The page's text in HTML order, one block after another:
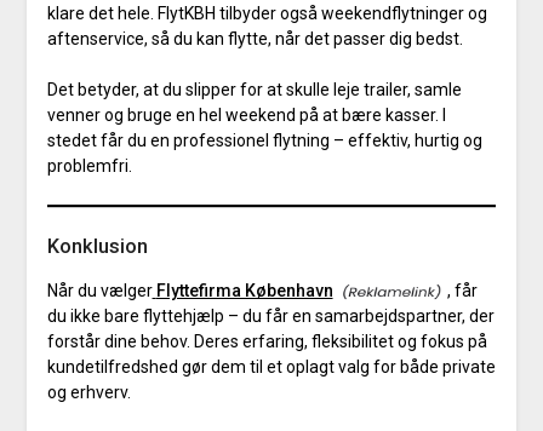
klare det hele. FlytKBH tilbyder også weekendflytninger og
aftenservice, så du kan flytte, når det passer dig bedst.
Det betyder, at du slipper for at skulle leje trailer, samle
venner og bruge en hel weekend på at bære kasser. I
stedet får du en professionel flytning – effektiv, hurtig og
problemfri.
Konklusion
Når du vælger Flyttefirma København
, får
du ikke bare flyttehjælp – du får en samarbejdspartner, der
forstår dine behov. Deres erfaring, fleksibilitet og fokus på
kundetilfredshed gør dem til et oplagt valg for både private
og erhverv.